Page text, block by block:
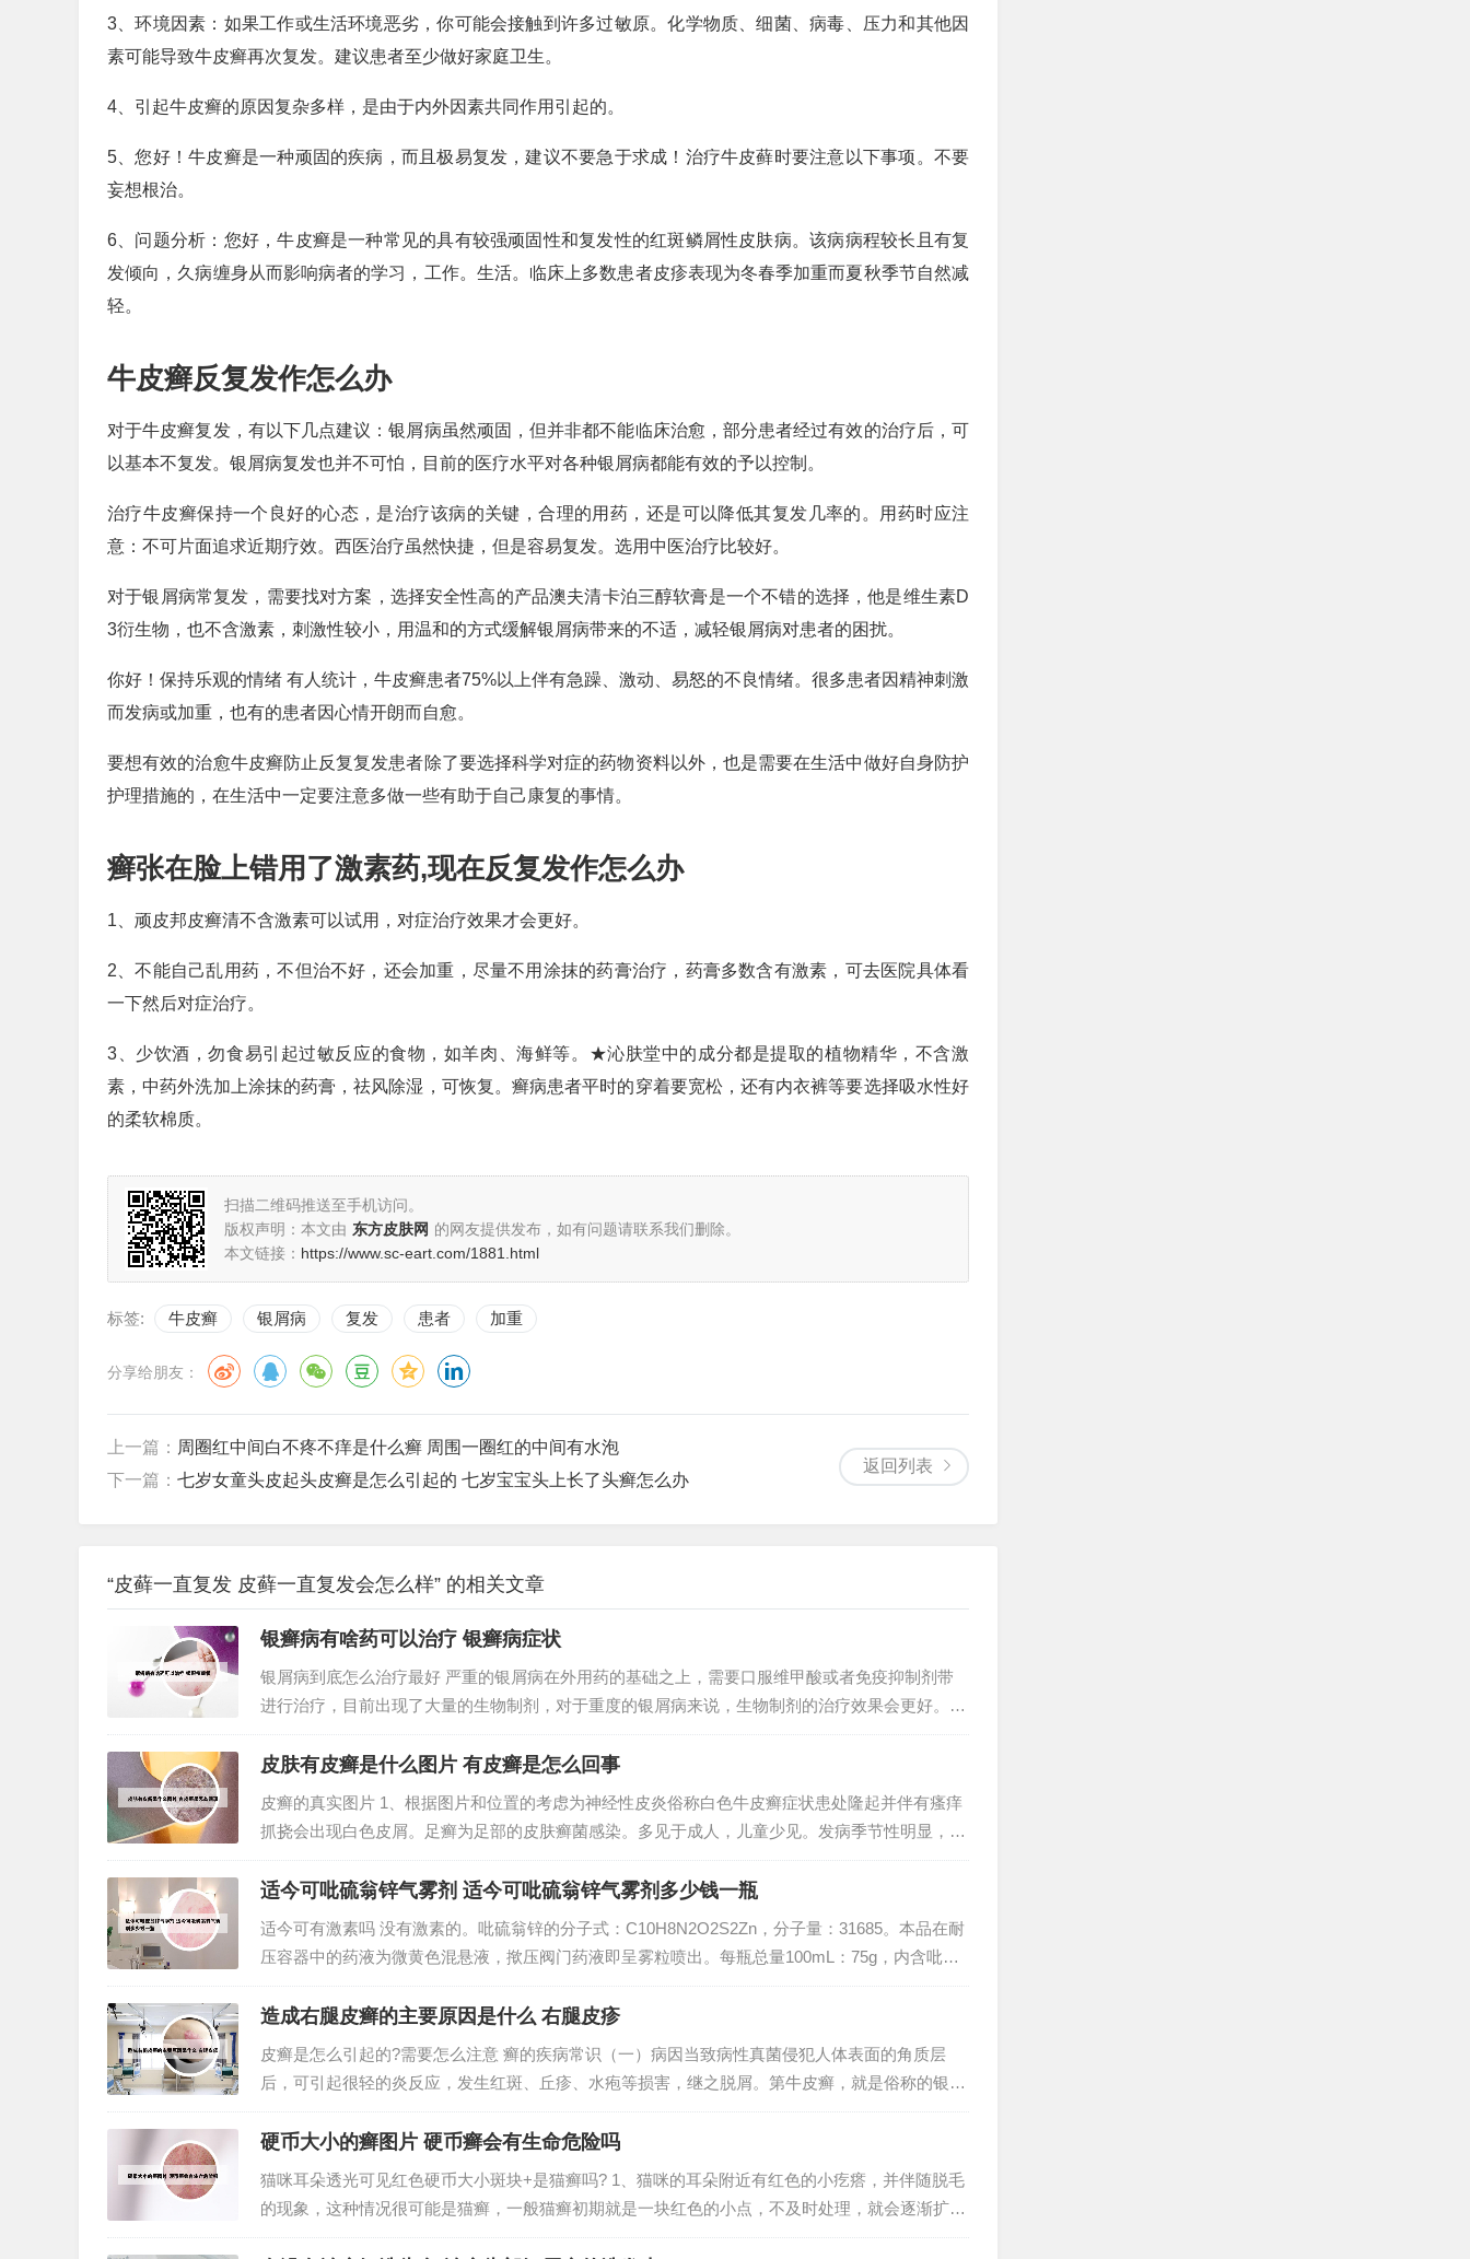
3、环境因素：如果工作或生活环境恶劣，你可能会接触到许多过敏原。化学物质、细菌、病毒、压力和其他因
素可能导致牛皮癣再次复发。建议患者至少做好家庭卫生。
4、引起牛皮癣的原因复杂多样，是由于内外因素共同作用引起的。
5、您好！牛皮癣是一种顽固的疾病，而且极易复发，建议不要急于求成！治疗牛皮藓时要注意以下事项。不要
妄想根治。
6、问题分析：您好，牛皮癣是一种常见的具有较强顽固性和复发性的红斑鳞屑性皮肤病。该病病程较长且有复
发倾向，久病缠身从而影响病者的学习，工作。生活。临床上多数患者皮疹表现为冬春季加重而夏秋季节自然减
轻。
牛皮癣反复发作怎么办
对于牛皮癣复发，有以下几点建议：银屑病虽然顽固，但并非都不能临床治愈，部分患者经过有效的治疗后，可
以基本不复发。银屑病复发也并不可怕，目前的医疗水平对各种银屑病都能有效的予以控制。
治疗牛皮癣保持一个良好的心态，是治疗该病的关键，合理的用药，还是可以降低其复发几率的。用药时应注
意：不可片面追求近期疗效。西医治疗虽然快捷，但是容易复发。选用中医治疗比较好。
对于银屑病常复发，需要找对方案，选择安全性高的产品澳夫清卡泊三醇软膏是一个不错的选择，他是维生素D
3衍生物，也不含激素，刺激性较小，用温和的方式缓解银屑病带来的不适，减轻银屑病对患者的困扰。
你好！保持乐观的情绪 有人统计，牛皮癣患者75%以上伴有急躁、激动、易怒的不良情绪。很多患者因精神刺激
而发病或加重，也有的患者因心情开朗而自愈。
要想有效的治愈牛皮癣防止反复复发患者除了要选择科学对症的药物资料以外，也是需要在生活中做好自身防护
护理措施的，在生活中一定要注意多做一些有助于自己康复的事情。
癣张在脸上错用了激素药,现在反复发作怎么办
1、顽皮邦皮癣清不含激素可以试用，对症治疗效果才会更好。
2、不能自己乱用药，不但治不好，还会加重，尽量不用涂抹的药膏治疗，药膏多数含有激素，可去医院具体看
一下然后对症治疗。
3、少饮酒，勿食易引起过敏反应的食物，如羊肉、海鲜等。★沁肤堂中的成分都是提取的植物精华，不含激
素，中药外洗加上涂抹的药膏，祛风除湿，可恢复。癣病患者平时的穿着要宽松，还有内衣裤等要选择吸水性好
的柔软棉质。
扫描二维码推送至手机访问。
版权声明：本文由 东方皮肤网 的网友提供发布，如有问题请联系我们删除。
本文链接： https://www.sc-eart.com/1881.html
标签: 牛皮癣 银屑病 复发 患者 加重
分享给朋友：
返回列表
上一篇： 周圈红中间白不疼不痒是什么癣 周围一圈红的中间有水泡
下一篇： 七岁女童头皮起头皮癣是怎么引起的 七岁宝宝头上长了头癣怎么办
“皮藓一直复发 皮藓一直复发会怎么样” 的相关文章
银癣病有啥药可以治疗 银癣病症状
银屑病到底怎么治疗最好 严重的银屑病在外用药的基础之上，需要口服维甲酸或者免疫抑制剂带
进行治疗，目前出现了大量的生物制剂，对于重度的银屑病来说，生物制剂的治疗效果会更好。方
法一：外用药。如果人们在患上银屑病的初期阶段，其发病面积并不是特大，就可以考虑采用外用
药物进行治疗，药物的浓度应由低至高，选用哪...
皮肤有皮癣是什么图片 有皮癣是怎么回事
皮癣的真实图片 1、根据图片和位置的考虑为神经性皮炎俗称白色牛皮癣症状患处隆起并伴有瘙痒
抓挠会出现白色皮屑。足癣为足部的皮肤癣菌感染。多见于成人，儿童少见。发病季节性明显，夏
秋病重，冬春病减。2、皮肤受损，真菌很容易入侵，或是洗澡经常没有吹干，有的狗狗就是洗完
澡后就立马跑开了，家长也没有坚持擦干，长...
适今可吡硫翁锌气雾剂 适今可吡硫翁锌气雾剂多少钱一瓶
适今可有激素吗 没有激素的。吡硫翁锌的分子式：C10H8N2O2S2Zn，分子量：31685。本品在耐
压容器中的药液为微黄色混悬液，揿压阀门药液即呈雾粒喷出。每瓶总量100mL：75g，内含吡硫
翁锌0.14g。适今可是新型 吡硫翁锌气雾剂 ，也是至今为止唯一不含激素的牛皮癣药物。【主要成
分】吡硫翁锌...
造成右腿皮癣的主要原因是什么 右腿皮疹
皮癣是怎么引起的?需要怎么注意 癣的疾病常识（一）病因当致病性真菌侵犯人体表面的角质层
后，可引起很轻的炎反应，发生红斑、丘疹、水疱等损害，继之脱屑。第牛皮癣，就是俗称的银屑
病。银屑病是一种慢性炎症性皮肤病，目前的病因不清楚，但研究认为银屑病的发生与遗传因素、
自身免疫因素以及感染和环境因素这些因素有关...
硬币大小的癣图片 硬币癣会有生命危险吗
猫咪耳朵透光可见红色硬币大小斑块+是猫癣吗? 1、猫咪的耳朵附近有红色的小疙瘩，并伴随脱毛
的现象，这种情况很可能是猫癣，一般猫癣初期就是一块红色的小点，不及时处理，就会逐渐扩大
成红色圈斑，并扩散至全身。2、猫藓灯照出来红色是猫藓。猫咪上长猫藓一般是呈现红色块状。